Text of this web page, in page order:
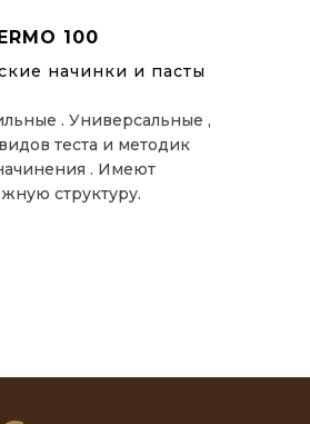
100
начинки и пасты
. Универсальные ,
теста и методик
. Имеют
структуру.